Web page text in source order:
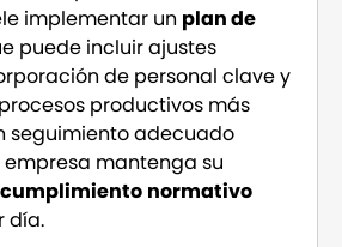
implementar un plan de
puede incluir ajustes
de personal clave y
productivos más
seguimiento adecuado
mantenga su
normativo
día.